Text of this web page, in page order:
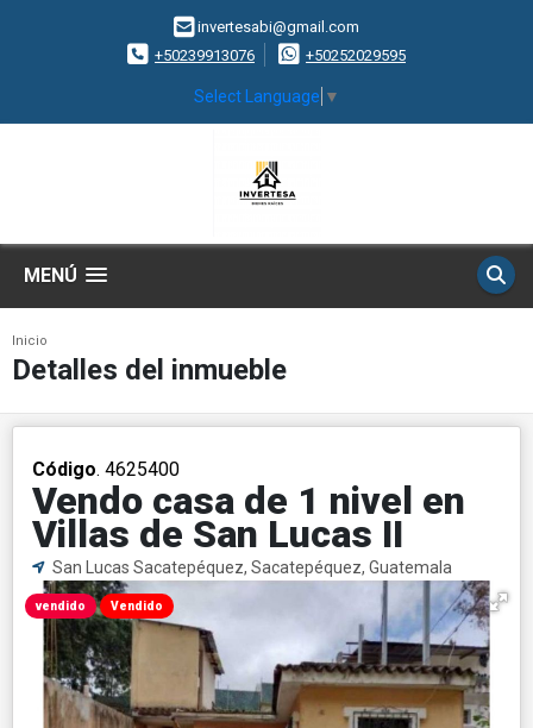
invertesabi@gmail.com
+50239913076
+50252029595
Select Language ▼
MENÚ
Inicio
Detalles del inmueble
Código. 4625400
Vendo casa de 1 nivel en
Villas de San Lucas II
San Lucas Sacatepéquez, Sacatepéquez, Guatemala
vendido Vendido